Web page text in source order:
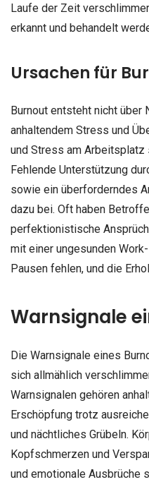
Laufe der Zeit
erkannt und behandelt
Ursachen für
Burnout entsteht nicht über
anhaltendem Stress und
und Stress am Arbeitsplatz
Fehlende Unterstützung
sowie ein überforderndes
dazu bei. Oft haben
perfektionistische
mit einer ungesunden
Pausen fehlen, und die
Warnsignale
Die Warnsignale eines
sich allmählich
Warnsignalen gehören
Erschöpfung trotz
und nächtliches Grübeln.
Kopfschmerzen und
und emotionale Ausbrüche